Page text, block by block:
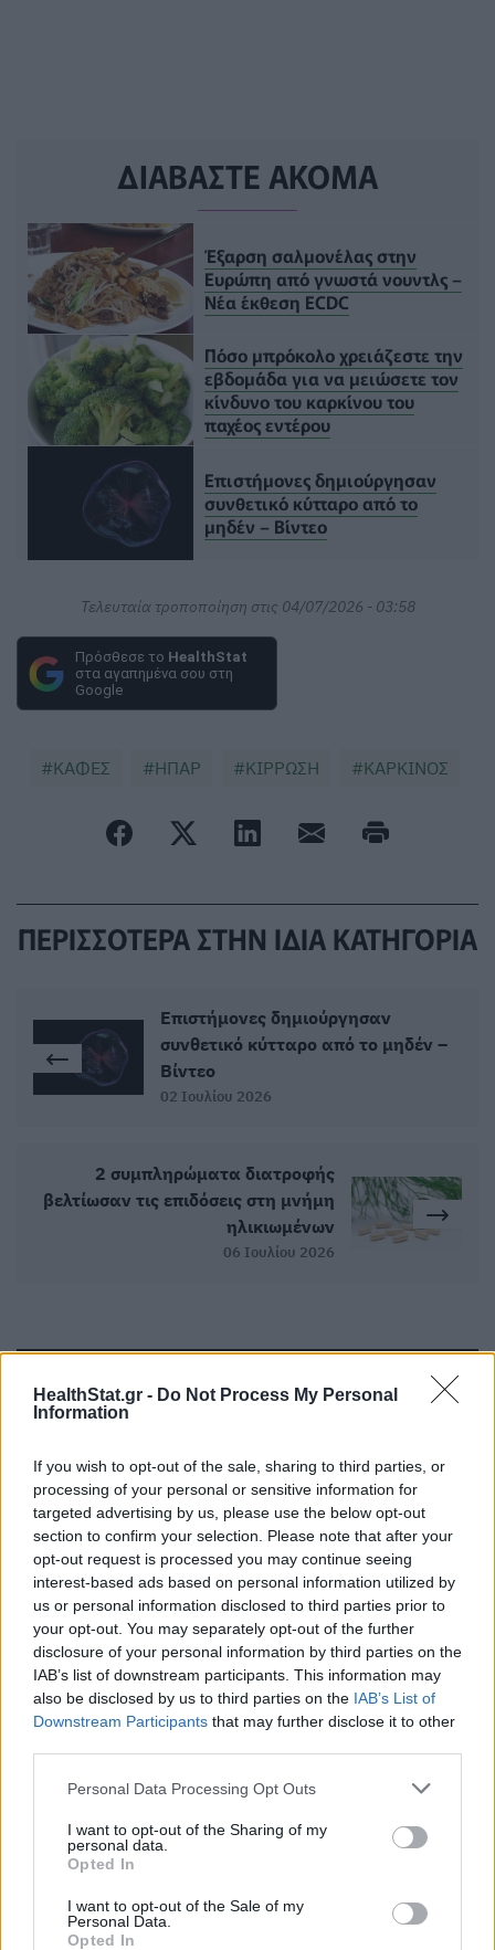
HealthStat.gr - Do Not Process My Personal
Information
If you wish to opt-out of the sale, sharing to third parties, or
processing of your personal or sensitive information for
targeted advertising by us, please use the below opt-out
section to confirm your selection. Please note that after your
opt-out request is processed you may continue seeing
interest-based ads based on personal information utilized by
us or personal information disclosed to third parties prior to
your opt-out. You may separately opt-out of the further
disclosure of your personal information by third parties on the
IAB’s list of downstream participants. This information may
also be disclosed by us to third parties on the IAB’s List of
Downstream Participants that may further disclose it to other
Personal Data Processing Opt Outs
I want to opt-out of the Sharing of my
personal data.
Opted In
I want to opt-out of the Sale of my
Personal Data.
Opted In
ΔΙΑΒΑΣΤΕ ΑΚΟΜΑ
Έξαρση σαλμονέλας στην
Ευρώπη από γνωστά νουντλς –
Νέα έκθεση ECDC
Πόσο μπρόκολο χρειάζεστε την
εβδομάδα για να μειώσετε τον
κίνδυνο του καρκίνου του
παχέος εντέρου
Επιστήμονες δημιούργησαν
συνθετικό κύτταρο από το
μηδέν – Βίντεο
Τελευταία τροποποίηση στις 04/07/2026 - 03:58
Πρόσθεσε το HealthStat
στα αγαπημένα σου στη
Google
ΚΑΦΕΣ ΗΠΑΡ ΚΙΡΡΩΣΗ ΚΑΡΚΙΝΟΣ
ΠΕΡΙΣΣΟΤΕΡΑ ΣΤΗΝ ΙΔΙΑ ΚΑΤΗΓΟΡΙΑ
Επιστήμονες δημιούργησαν
συνθετικό κύτταρο από το μηδέν –
Βίντεο
02 Ιουλίου 2026
2 συμπληρώματα διατροφής
βελτίωσαν τις επιδόσεις στη μνήμη
ηλικιωμένων
06 Ιουλίου 2026
ΣΧΕΤΙΚΑ ΑΡΘΡΑ
εσπρέσο - Το σημαντικό όφελος στην υγεία
ΜΕΛΈΤΕΣ 08/08/2026 - 03:40